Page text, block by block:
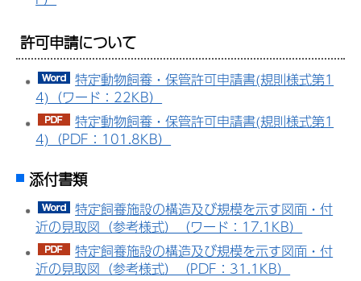
許可申請について
特定動物飼養・保管許可申請書(規則様式第1
4)（ワード：22KB）
特定動物飼養・保管許可申請書(規則様式第1
4)（PDF：101.8KB）
添付書類
特定飼養施設の構造及び規模を示す図面・付
近の見取図（参考様式）（ワード：17.1KB）
特定飼養施設の構造及び規模を示す図面・付
近の見取図（参考様式）（PDF：31.1KB）